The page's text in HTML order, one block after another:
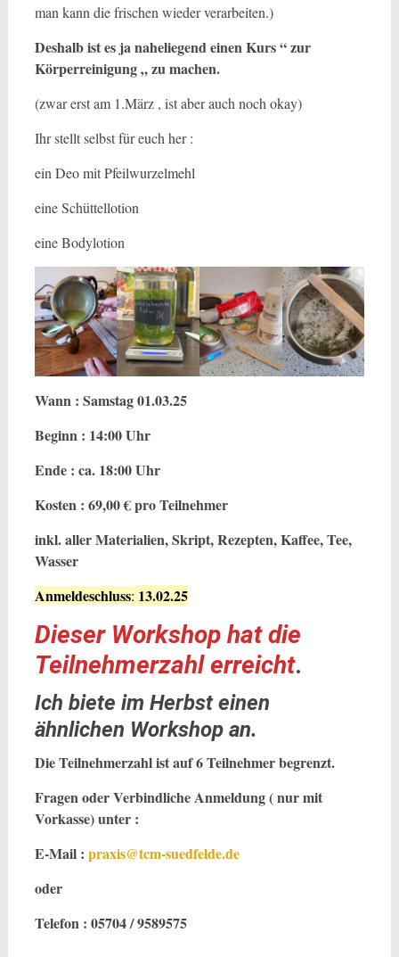
man kann die frischen wieder verarbeiten.)
Deshalb ist es ja naheliegend einen Kurs “ zur
Körperreinigung „zu machen.
(zwar erst am 1.März , ist aber auch noch okay)
Ihr stellt selbst für euch her :
ein Deo mit Pfeilwurzelmehl
eine Schüttellotion
eine Bodylotion
Wann : Samstag 01.03.25
Beginn : 14:00 Uhr
Ende : ca. 18:00 Uhr
Kosten : 69,00 € pro Teilnehmer
inkl. aller Materialien, Skript, Rezepten, Kaffee, Tee,
Wasser
Anmeldeschluss: 13.02.25
Dieser Workshop hat die
Teilnehmerzahl erreicht.
Ich biete im Herbst einen
ähnlichen Workshop an.
Die Teilnehmerzahl ist auf 6 Teilnehmer begrenzt.
Fragen oder Verbindliche Anmeldung ( nur mit
Vorkasse) unter :
E-Mail : praxis@tcm-suedfelde.de
oder
Telefon : 05704 / 9589575